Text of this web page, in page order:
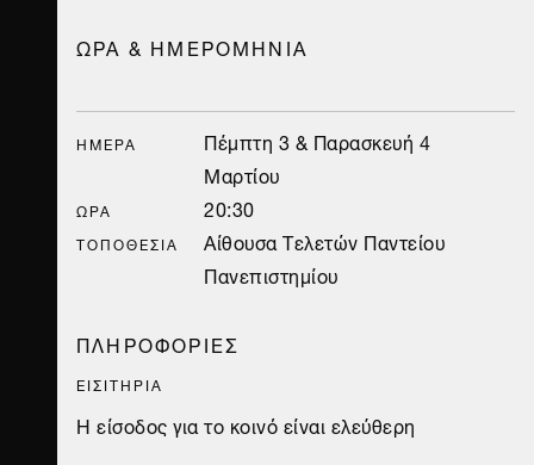
ΩΡΑ & ΗΜΕΡΟΜΗΝΙΑ
ΗΜΈΡΑ
Πέμπτη 3 & Παρασκευή 4
Μαρτίου
ΏΡΑ 20:30
ΤΟΠΟΘΕΣΊΑ
Αίθουσα Τελετών Παντείου
Πανεπιστημίου
ΠΛΗΡΟΦΟΡΙΕΣ
ΕΙΣΙΤΗΡΙΑ
Η είσοδος για το κοινό είναι ελεύθερη